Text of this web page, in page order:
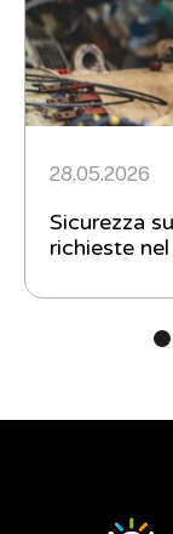
28.05.2026
Sicurezza
richieste